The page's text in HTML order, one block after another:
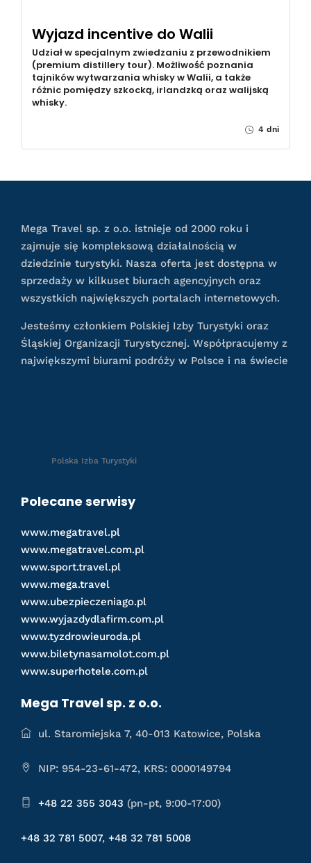
Wyjazd incentive do Walii
Udział w specjalnym zwiedzaniu z przewodnikiem
(premium distillery tour). Możliwość poznania
tajników wytwarzania whisky w Walii, a także
różnic pomiędzy szkocką, irlandzką oraz walijską
whisky.
4 dni
Mega Travel sp. z o.o. istnieje od 2000 roku i
zajmuje się kompleksową działalnością w
dziedzinie turystyki. Nasza oferta jest dostępna w
sprzedaży w kilkuset biurach agencyjnych oraz
wszystkich największych portalach internetowych.
Jesteśmy członkiem Polskiej Izby Turystyki oraz
Śląskiej Organizacji Turystycznej. Współpracujemy z
największymi biurami podróży w Polsce i na świecie
Polska Izba Turystyki
Polecane serwisy
www.megatravel.pl
www.megatravel.com.pl
www.sport.travel.pl
www.mega.travel
www.ubezpieczeniago.pl
www.wyjazdydlafirm.com.pl
www.tyzdrowieuroda.pl
www.biletynasamolot.com.pl
www.superhotele.com.pl
Mega Travel sp. z o.o.
ul. Staromiejska 7, 40-013 Katowice, Polska
NIP: 954-23-61-472, KRS: 0000149794
+48 22 355 3043 (pn-pt, 9:00-17:00)
+48 32 781 5007, +48 32 781 5008